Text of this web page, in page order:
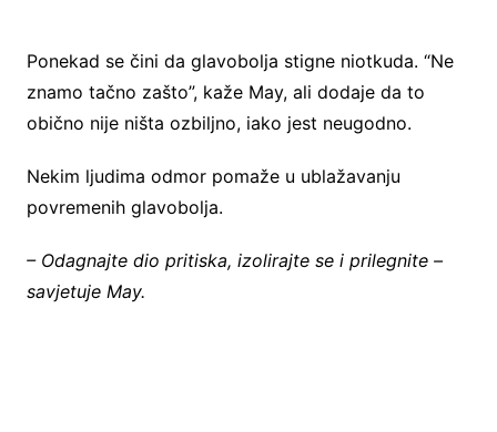
Ponekad se čini da glavobolja stigne niotkuda. “Ne
znamo tačno zašto”, kaže May, ali dodaje da to
obično nije ništa ozbiljno, iako jest neugodno.
Nekim ljudima odmor pomaže u ublažavanju
povremenih glavobolja.
– Odagnajte dio pritiska, izolirajte se i prilegnite –
savjetuje May.